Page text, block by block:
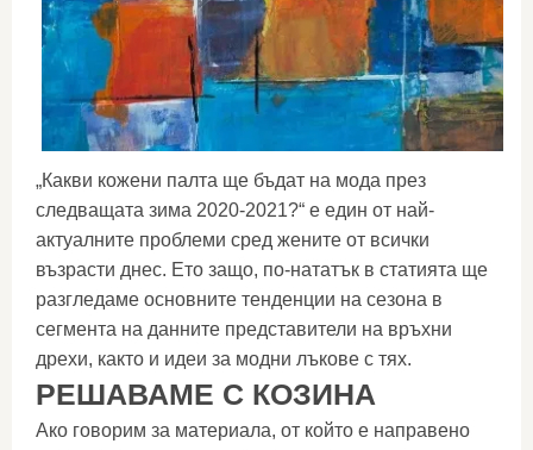
„Какви кожени палта ще бъдат на мода през
следващата зима 2020-2021?“ е един от най-
актуалните проблеми сред жените от всички
възрасти днес. Ето защо, по-нататък в статията ще
разгледаме основните тенденции на сезона в
сегмента на данните представители на връхни
дрехи, както и идеи за модни лъкове с тях.
РЕШАВАМЕ С КОЗИНА
Ако говорим за материала, от който е направено